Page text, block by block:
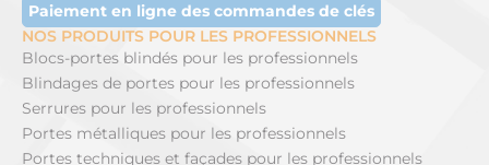
Paiement en ligne des commandes de clés
NOS PRODUITS POUR LES PROFESSIONNELS
Blocs-portes blindés pour les professionnels
Blindages de portes pour les professionnels
Serrures pour les professionnels
Portes métalliques pour les professionnels
Portes techniques et façades pour les professionnels